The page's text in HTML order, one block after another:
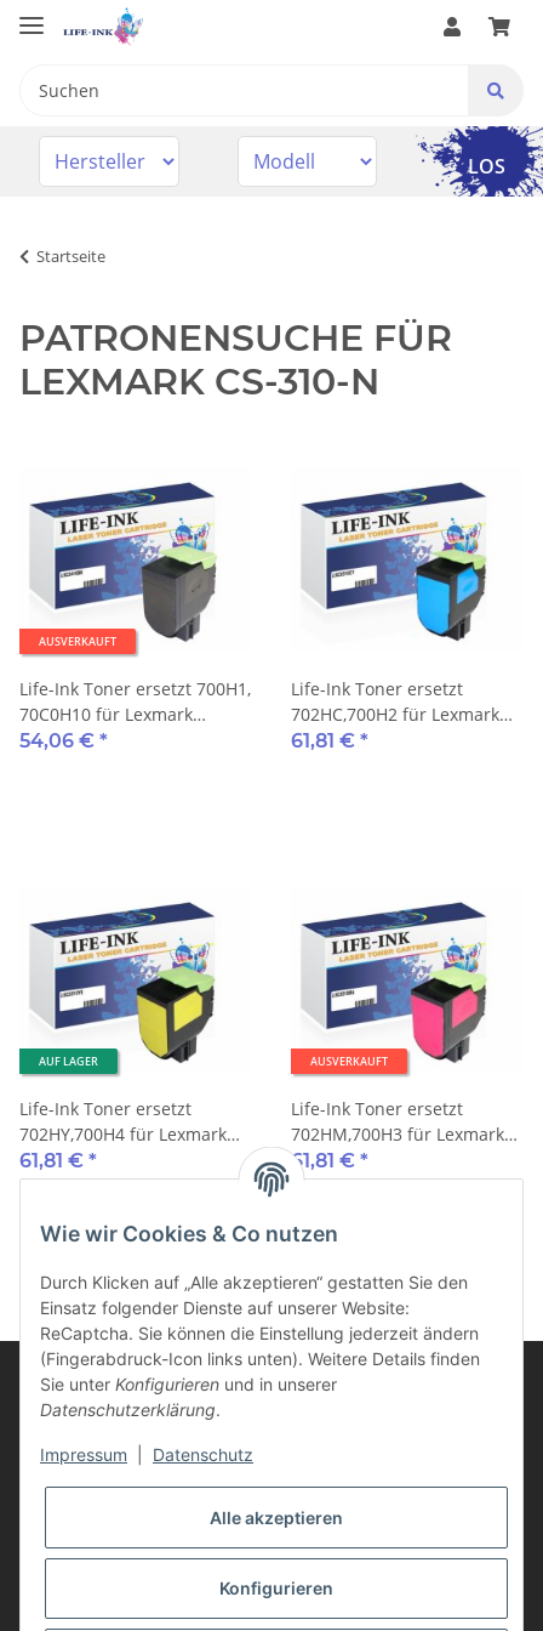
LOS
Startseite
PATRONENSUCHE FÜR
LEXMARK CS-310-N
AUSVERKAUFT
Life-Ink Toner ersetzt 700H1,
70C0H10 für Lexmark
Drucker schwarz 4.000
54,06 € *
Life-Ink Toner ersetzt
702HC,700H2 für Lexmark
Drucker cyan 3.000 Seiten
61,81 € *
AUF LAGER
Life-Ink Toner ersetzt
702HY,700H4 für Lexmark
Drucker gelb 3.000 Seiten
61,81 € *
AUSVERKAUFT
Life-Ink Toner ersetzt
702HM,700H3 für Lexmark
Drucker magenta 3.000
Seiten
61,81 € *
Kunden Service
Wie wir Cookies & Co nutzen
Durch Klicken auf „Alle akzeptieren“ gestatten Sie den
Einsatz folgender Dienste auf unserer Website:
ReCaptcha. Sie können die Einstellung jederzeit ändern
(Fingerabdruck-Icon links unten). Weitere Details finden
Sie unter Konfigurieren und in unserer
Datenschutzerklärung.
Impressum Datenschutz
Alle akzeptieren
Konfigurieren